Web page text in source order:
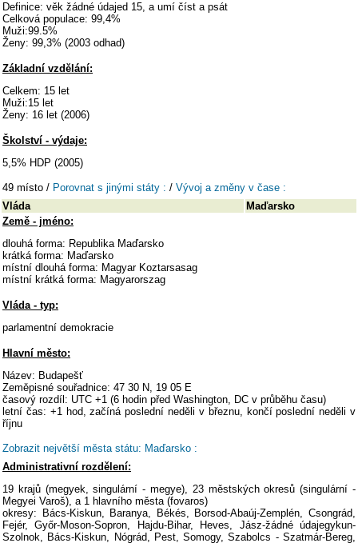
Definice: věk žádné údajed 15, a umí číst a psát
Celková populace: 99,4%
Muži:99.5%
Ženy: 99,3% (2003 odhad)
Základní vzdělání:
Celkem: 15 let
Muži:15 let
Ženy: 16 let (2006)
Školství - výdaje:
5,5% HDP (2005)
49 místo / Porovnat s jinými státy : / Vývoj a změny v čase :
Vláda
Maďarsko
Země - jméno:
dlouhá forma: Republika Maďarsko
krátká forma: Maďarsko
místní dlouhá forma: Magyar Koztarsasag
místní krátká forma: Magyarorszag
Vláda - typ:
parlamentní demokracie
Hlavní město:
Název: Budapešť
Zeměpisné souřadnice: 47 30 N, 19 05 E
časový rozdíl: UTC +1 (6 hodin před Washington, DC v průběhu času)
letní čas: +1 hod, začíná poslední neděli v březnu, končí poslední neděli v
říjnu
Zobrazit největší města státu: Maďarsko :
Administrativní rozdělení:
19 krajů (megyek, singulární - megye), 23 městských okresů (singulární -
Megyei Varoš), a 1 hlavního města (fovaros)
okresy: Bács-Kiskun, Baranya, Békés, Borsod-Abaúj-Zemplén, Csongrád,
Fejér, Győr-Moson-Sopron, Hajdu-Bihar, Heves, Jász-žádné údajegykun-
Szolnok, Bács-Kiskun, Nógrád, Pest, Somogy, Szabolcs - Szatmár-Bereg,